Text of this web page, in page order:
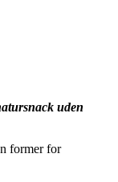
uden
former for